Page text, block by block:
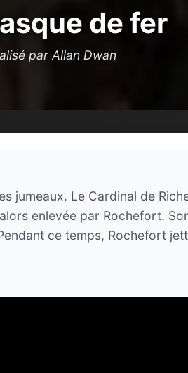
de fer
par Allan Dwan
jumeaux. Le Cardinal de
enlevée par Rochefort.
ce temps, Rochefort